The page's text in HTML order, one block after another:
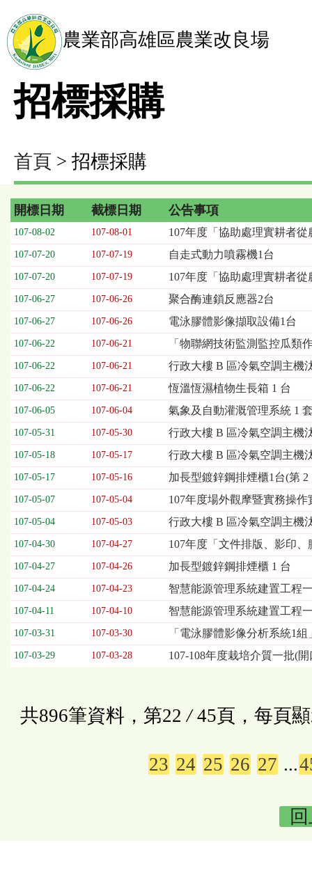
農業部高雄區農業改良場
招標採購
首頁 > 招標採購
招
標
採
購
列
表，
欄
位
依
序
開
標
期、
截
標
日
期、
公
告
事
項
開標日期 截標日期 公告事項
107-08-02 107-08-01 107年度「協助處理實耕者
107-07-20 107-07-19 自走式動力噴霧機1台
107-07-20 107-07-19 107年度「協助處理實耕者
107-06-27 107-06-26 聚合酶連鎖反應器2台
107-06-27 107-06-26 電泳膠體影像擷取設備1台
107-06-22 107-06-21 「物聯網技術監測監控瓜類
107-06-22 107-06-21 行政大樓 B 區冷氣空調主機
107-06-22 107-06-21 恆溫恆濕植物生長箱 1 台
107-06-05 107-06-04 氣象及自動灌溉管理系統 1
107-05-31 107-05-30 行政大樓 B 區冷氣空調主機
107-05-18 107-05-17 行政大樓 B 區冷氣空調主機
107-05-17 107-05-16 加長型鍍鋅鋼排煙櫃1台(第 2
107-05-07 107-05-04 107年度場外觀摩暨實務操
107-05-04 107-05-03 行政大樓 B 區冷氣空調主機
107-04-30 107-04-27 107年度「文件排版、影印
107-04-27 107-04-26 加長型鍍鋅鋼排煙櫃 1 台
107-04-24 107-04-23 智慧能源管理系統建置工程
107-04-11 107-04-10 智慧能源管理系統建置工程
107-03-31 107-03-30 「電泳膠體影像分析系統1
107-03-29 107-03-28 107-108年度栽培介質一批(
共896筆資料，第22 /45頁，每頁
23 24 25 26 27 ...